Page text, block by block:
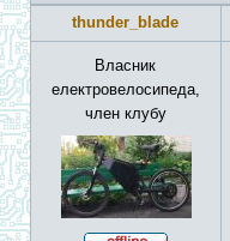
thunder_blade
Власник
електровелосипеда,
член клубу